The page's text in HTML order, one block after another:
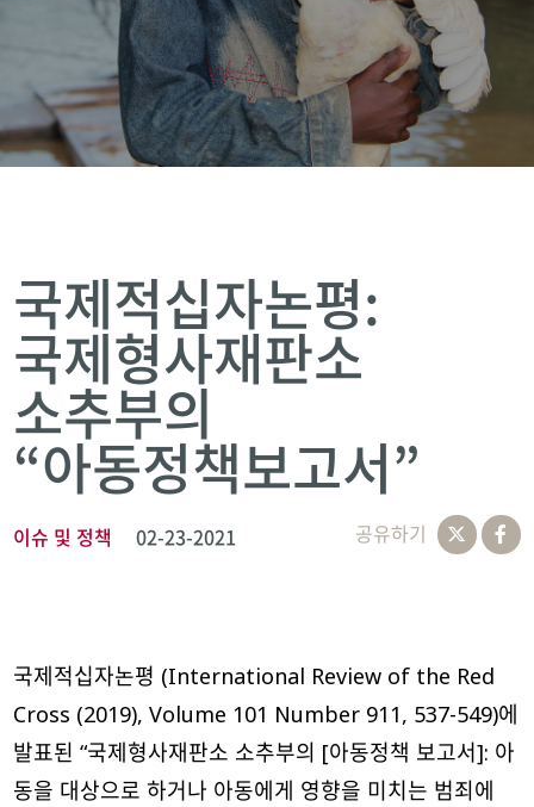
국제적십자논평:
국제형사재판소
소추부의
“아동정책보고서”
이슈 및 정책 02-23-2021 공유하기
국제적십자논평 (International Review of the Red
Cross (2019), Volume 101 Number 911, 537-549)에
발표된 “국제형사재판소 소추부의 [아동정책 보고서]: 아
동을 대상으로 하거나 아동에게 영향을 미치는 범죄에